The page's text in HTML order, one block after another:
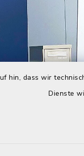
hin, dass wir
Dienste